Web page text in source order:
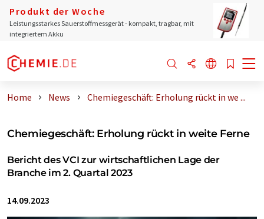
Produkt der Woche
Leistungsstarkes Sauerstoffmessgerät - kompakt, tragbar, mit
integriertem Akku
Home News Chemiegeschäft: Erholung rückt in we ...
Chemiegeschäft: Erholung rückt in weite Ferne
Bericht des VCI zur wirtschaftlichen Lage der
Branche im 2. Quartal 2023
14.09.2023